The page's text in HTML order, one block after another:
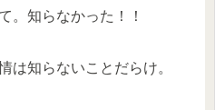
。知らなかった！！
は知らないことだらけ。